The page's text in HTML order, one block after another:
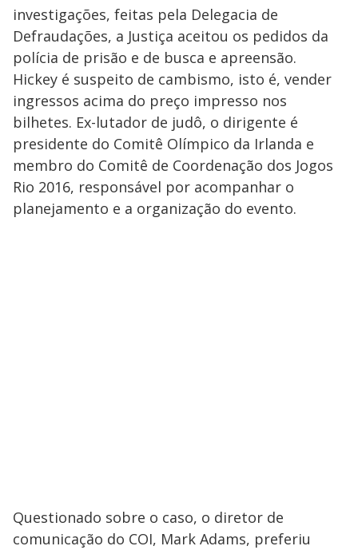
investigações, feitas pela Delegacia de
Defraudações, a Justiça aceitou os pedidos da
polícia de prisão e de busca e apreensão.
Hickey é suspeito de cambismo, isto é, vender
ingressos acima do preço impresso nos
bilhetes. Ex-lutador de judô, o dirigente é
presidente do Comitê Olímpico da Irlanda e
membro do Comitê de Coordenação dos Jogos
Rio 2016, responsável por acompanhar o
planejamento e a organização do evento.
Questionado sobre o caso, o diretor de
comunicação do COI, Mark Adams, preferiu